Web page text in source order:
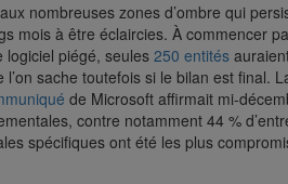
nombreuses zones d’ombre qui
mois à être éclaircies. À commencer
logiciel piégé, seules 250 entités
sache toutefois si le bilan est final.
de Microsoft affirmait mi-
contre notamment 44 %
spécifiques ont été les plus